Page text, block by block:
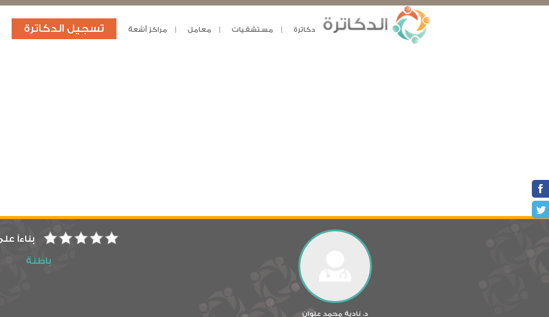
دكاترة مستشفيات معامل مراكز أشعة تسجيل الدكاترة
د. نادية محمد علوان
بناءاً
باطنة